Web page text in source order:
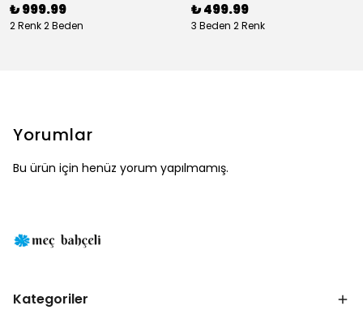
₺ 999.99
2 Renk 2 Beden
₺ 499.99
3 Beden 2 Renk
Yorumlar
Bu ürün için henüz yorum yapılmamış.
Kategoriler